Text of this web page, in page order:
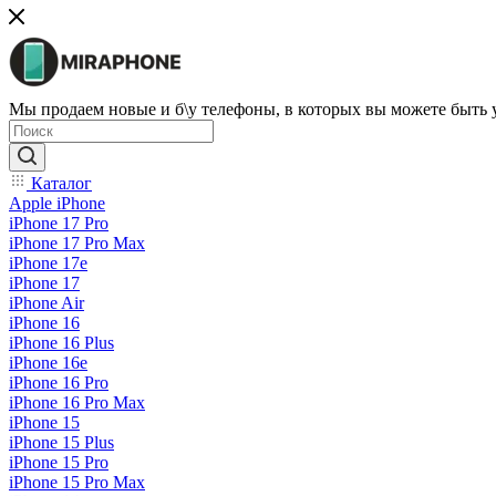
Мы продаем новые и б\у телефоны, в которых вы можете быть
Каталог
Apple iPhone
iPhone 17 Pro
iPhone 17 Pro Max
iPhone 17e
iPhone 17
iPhone Air
iPhone 16
iPhone 16 Plus
iPhone 16e
iPhone 16 Pro
iPhone 16 Pro Max
iPhone 15
iPhone 15 Plus
iPhone 15 Pro
iPhone 15 Pro Max